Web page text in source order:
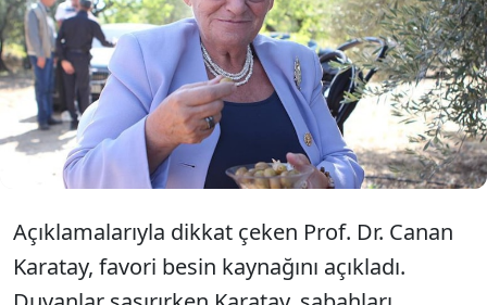
Prof. Dr. Canan Karatay domatesten 100
kat daha faydalı besin kaynağını
açıkladı. Hem kendi tüketiyor hem
çiçeklerini besliyor.
Açıklamalarıyla dikkat çeken Prof. Dr. Canan
Karatay, favori besin kaynağını açıkladı.